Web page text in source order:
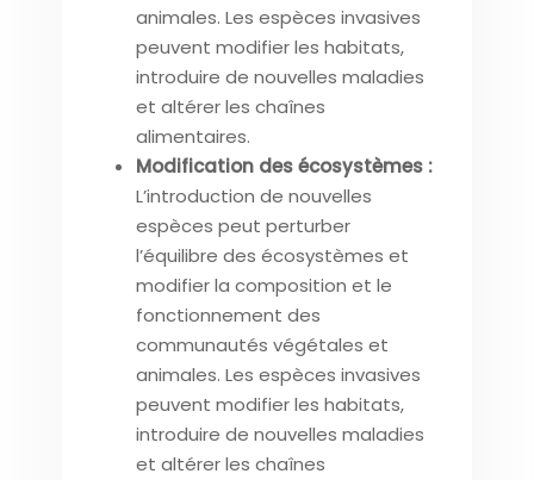
animales. Les espèces invasives
peuvent modifier les habitats,
introduire de nouvelles maladies
et altérer les chaînes
alimentaires.
Modification des écosystèmes :
L’introduction de nouvelles
espèces peut perturber
l’équilibre des écosystèmes et
modifier la composition et le
fonctionnement des
communautés végétales et
animales. Les espèces invasives
peuvent modifier les habitats,
introduire de nouvelles maladies
et altérer les chaînes